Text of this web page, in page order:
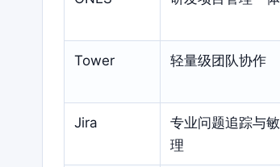
Tower 轻量级团队协作
Jira
专业问题追踪与
理